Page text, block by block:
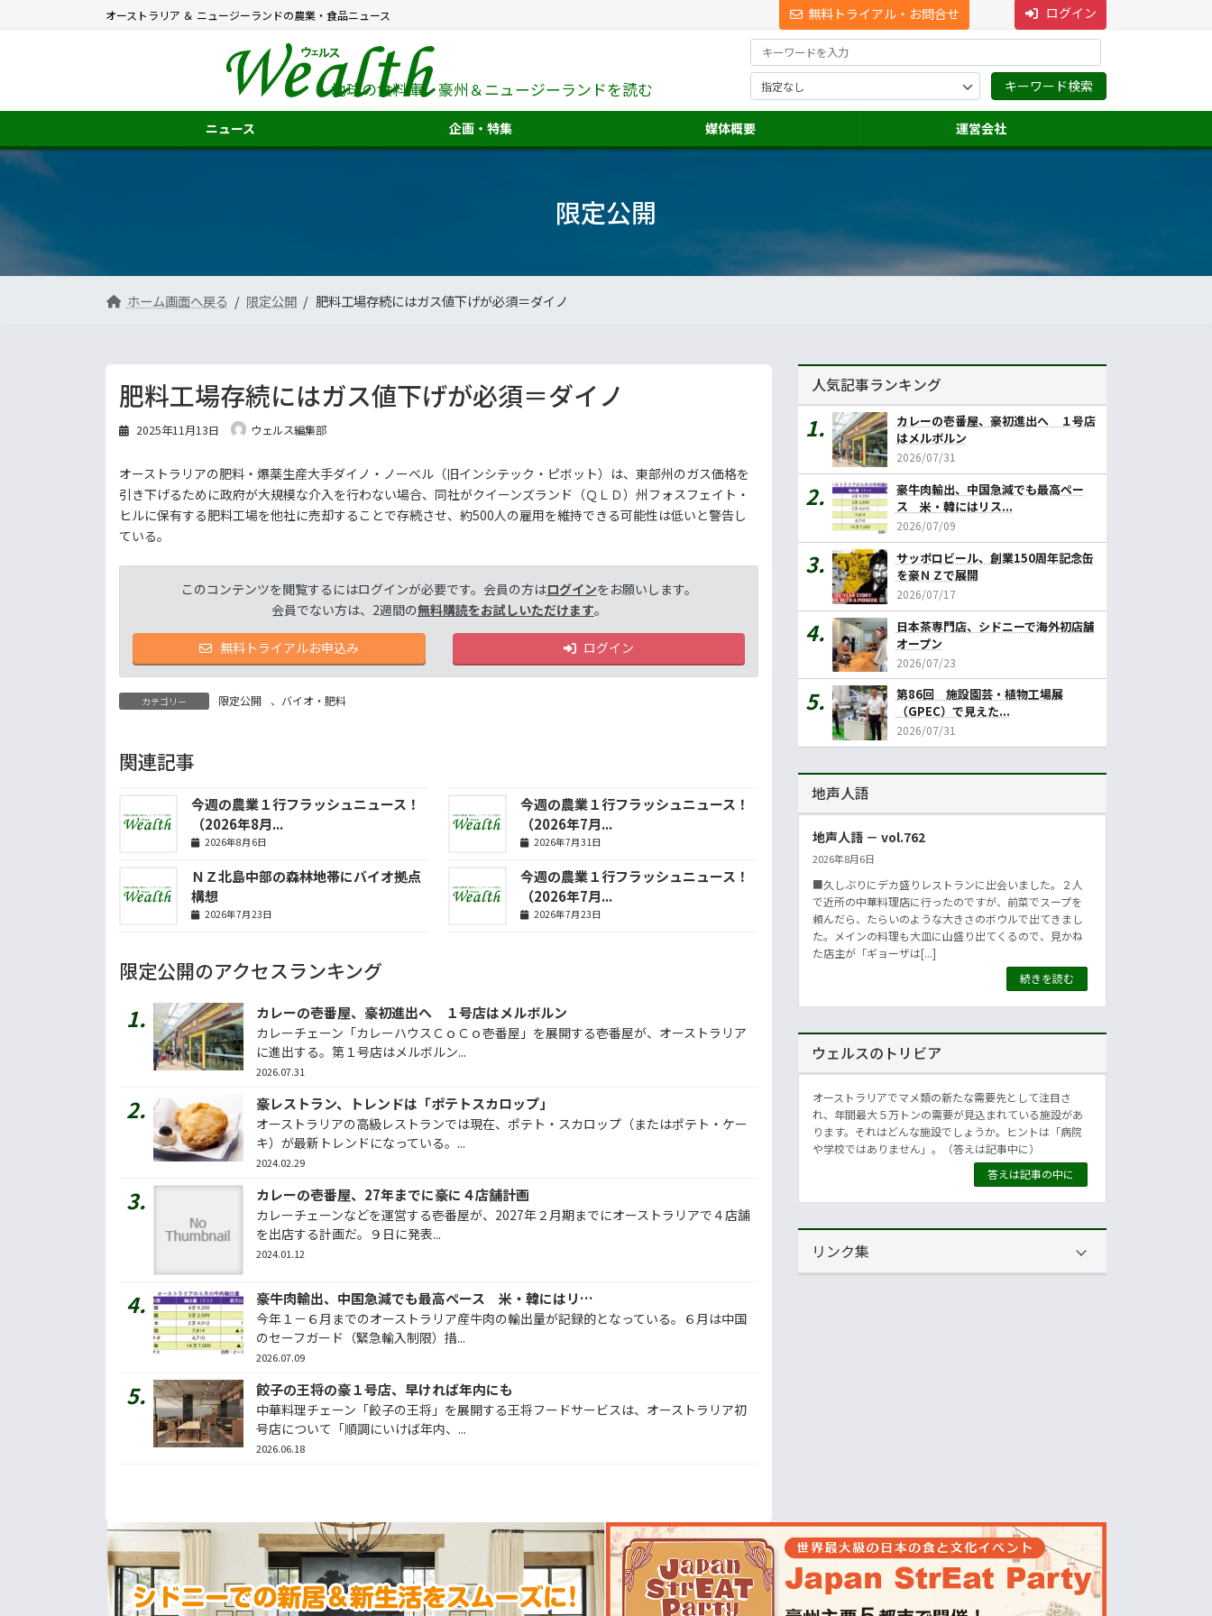
ッ
移
オーストラリア ＆ ニュージーランドの農業・食品ニュース 無料トライアル・お問合せ
地球の食料庫、豪州＆ニュージーランドを読む
ログイン
ニュース 企画・特集 媒体概要 運営会社
限定公開
ホーム画面へ戻る 限定公開 肥料工場存続にはガス値下げが必須＝ダイノ
肥料工場存続にはガス値下げが必須＝ダイノ
2025年11月13日 ウェルス編集部
オーストラリアの肥料・爆薬生産大手ダイノ・ノーベル（旧インシテック・ピボット）は、東部州のガス価格を
引き下げるために政府が大規模な介入を行わない場合、同社がクイーンズランド（ＱＬＤ）州フォスフェイト・
ヒルに保有する肥料工場を他社に売却することで存続させ、約500人の雇用を維持できる可能性は低いと警告し
ている。
このコンテンツを閲覧するにはログインが必要です。会員の方はログインをお願いします。
会員でない方は、2週間の無料購読をお試しいただけます。
無料トライアルお申込み ログイン
カテゴリー 限定公開 、 バイオ・肥料
関連記事
今週の農業１行フラッシュニュース！
（2026年8月...
2026年8月6日
今週の農業１行フラッシュニュース！
（2026年7月...
2026年7月31日
ＮＺ北島中部の森林地帯にバイオ拠点
構想
2026年7月23日
今週の農業１行フラッシュニュース！
（2026年7月...
2026年7月23日
限定公開のアクセスランキング
カレーの壱番屋、豪初進出へ １号店はメルボルン
カレーチェーン「カレーハウスＣｏＣｏ壱番屋」を展開する壱番屋が、オーストラリア
に進出する。第１号店はメルボルン...
2026.07.31
豪レストラン、トレンドは「ポテトスカロップ」
オーストラリアの高級レストランでは現在、ポテト・スカロップ（またはポテト・ケー
キ）が最新トレンドになっている。...
2024.02.29
カレーの壱番屋、27年までに豪に４店舗計画
カレーチェーンなどを運営する壱番屋が、2027年２月期までにオーストラリアで４店舗
を出店する計画だ。９日に発表...
2024.01.12
豪牛肉輸出、中国急減でも最高ペース 米・韓にはリスクも、市場の多様化急務
今年１－６月までのオーストラリア産牛肉の輸出量が記録的となっている。６月は中国
のセーフガード（緊急輸入制限）措...
2026.07.09
餃子の王将の豪１号店、早ければ年内にも
中華料理チェーン「餃子の王将」を展開する王将フードサービスは、オーストラリア初
号店について「順調にいけば年内、...
2026.06.18
人気記事ランキング
カレーの壱番屋、豪初進出へ １号店
はメルボルン
2026/07/31
豪牛肉輸出、中国急減でも最高ペー
ス 米・韓にはリス...
2026/07/09
サッポロビール、創業150周年記念缶
を豪ＮＺで展開
2026/07/17
日本茶専門店、シドニーで海外初店舗
オープン
2026/07/23
第86回 施設園芸・植物工場展
（GPEC）で見えた...
2026/07/31
地声人語
地声人語 － vol.762
2026年8月6日
■久しぶりにデカ盛りレストランに出会いました。２人
で近所の中華料理店に行ったのですが、前菜でスープを
頼んだら、たらいのような大きさのボウルで出てきまし
た。メインの料理も大皿に山盛り出てくるので、見かね
た店主が「ギョーザは[...]
続きを読む
ウェルスのトリビア
オーストラリアでマメ類の新たな需要先として注目さ
れ、年間最大５万トンの需要が見込まれている施設があ
ります。それはどんな施設でしょうか。ヒントは「病院
や学校ではありません」。（答えは記事中に）
答えは記事の中に
リンク集
農業
ABARES=オーストラリア農業資源経
済・科学局